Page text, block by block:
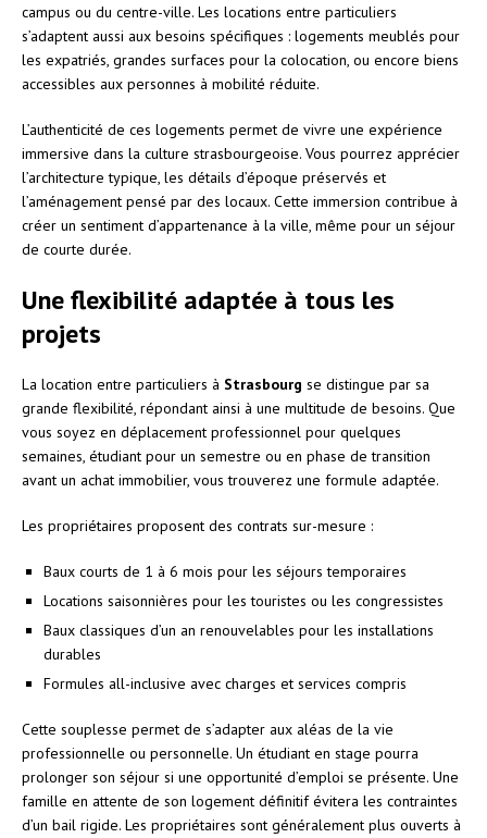
campus ou du centre-ville. Les locations entre particuliers
s’adaptent aussi aux besoins spécifiques : logements meublés pour
les expatriés, grandes surfaces pour la colocation, ou encore biens
accessibles aux personnes à mobilité réduite.
L’authenticité de ces logements permet de vivre une expérience
immersive dans la culture strasbourgeoise. Vous pourrez apprécier
l’architecture typique, les détails d’époque préservés et
l’aménagement pensé par des locaux. Cette immersion contribue à
créer un sentiment d’appartenance à la ville, même pour un séjour
de courte durée.
Une flexibilité adaptée à tous les
projets
La location entre particuliers à Strasbourg se distingue par sa
grande flexibilité, répondant ainsi à une multitude de besoins. Que
vous soyez en déplacement professionnel pour quelques
semaines, étudiant pour un semestre ou en phase de transition
avant un achat immobilier, vous trouverez une formule adaptée.
Les propriétaires proposent des contrats sur-mesure :
Baux courts de 1 à 6 mois pour les séjours temporaires
Locations saisonnières pour les touristes ou les congressistes
Baux classiques d’un an renouvelables pour les installations
durables
Formules all-inclusive avec charges et services compris
Cette souplesse permet de s’adapter aux aléas de la vie
professionnelle ou personnelle. Un étudiant en stage pourra
prolonger son séjour si une opportunité d’emploi se présente. Une
famille en attente de son logement définitif évitera les contraintes
d’un bail rigide. Les propriétaires sont généralement plus ouverts à